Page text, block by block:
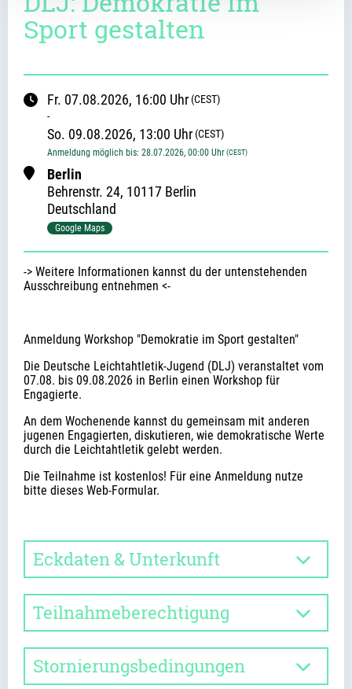
Sport gestalten
Fr. 07.08.2026, 16:00 Uhr(CEST)
-
So. 09.08.2026, 13:00 Uhr(CEST)
Anmeldung möglich bis: 28.07.2026, 00:00 Uhr(CEST)
Berlin
Behrenstr. 24, 10117 Berlin
Deutschland
Google Maps
-> Weitere Informationen kannst du der untenstehenden
Ausschreibung entnehmen <-
Anmeldung Workshop "Demokratie im Sport gestalten"
Die Deutsche Leichtahtletik-Jugend (DLJ) veranstaltet vom
07.08. bis 09.08.2026 in Berlin einen Workshop für
Engagierte.
An dem Wochenende kannst du gemeinsam mit anderen
jugenen Engagierten, diskutieren, wie demokratische Werte
durch die Leichtahtletik gelebt werden.
Die Teilnahme ist kostenlos! Für eine Anmeldung nutze
bitte dieses Web-Formular.
Eckdaten & Unterkunft
Teilnahmeberechtigung
Stornierungsbedingungen